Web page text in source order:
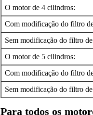
O motor de 4 cilindros:
Com modificação do filtro
Sem modificação do filtro
O motor de 5 cilindros:
Com modificação do filtro
Sem modificação do filtro
Para todos os